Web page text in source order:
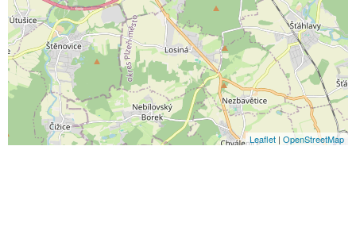
Leaflet | OpenStreetMap